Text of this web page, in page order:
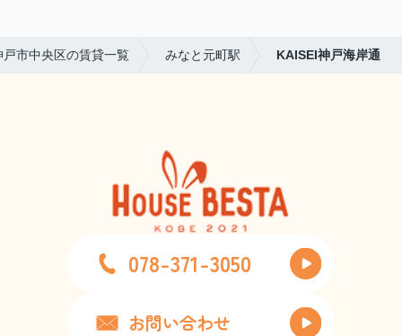
戸市中央区の賃貸一覧 みなと元町駅 KAISEI神戸海岸通
078-371-3050
お問い合わせ